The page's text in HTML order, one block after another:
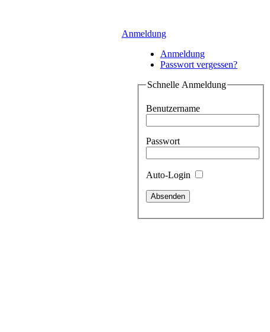
Anmeldung
Anmeldung
Passwort vergessen?
Schnelle Anmeldung
Benutzername
Passwort
Auto-Login